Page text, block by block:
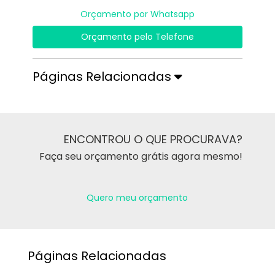
Orçamento por Whatsapp
Orçamento pelo Telefone
Páginas Relacionadas
ENCONTROU O QUE PROCURAVA?
Faça seu orçamento grátis agora mesmo!
Quero meu orçamento
Páginas Relacionadas